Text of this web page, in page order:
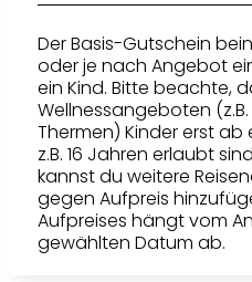
Der Basis-Gutschein
oder je nach Angebot
ein Kind. Bitte beachte,
Wellnessangeboten
Thermen) Kinder erst
z.B. 16 Jahren erlaubt
kannst du weitere
gegen Aufpreis
Aufpreises hängt vom
gewählten Datum ab.